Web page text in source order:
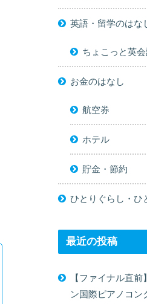
英語・留学のはな
ちょこっと英
お金のはなし
航空券
ホテル
貯金・節約
ひとりぐらし・ひ
最近の投稿
【ファイナル直
ン国際ピアノコン